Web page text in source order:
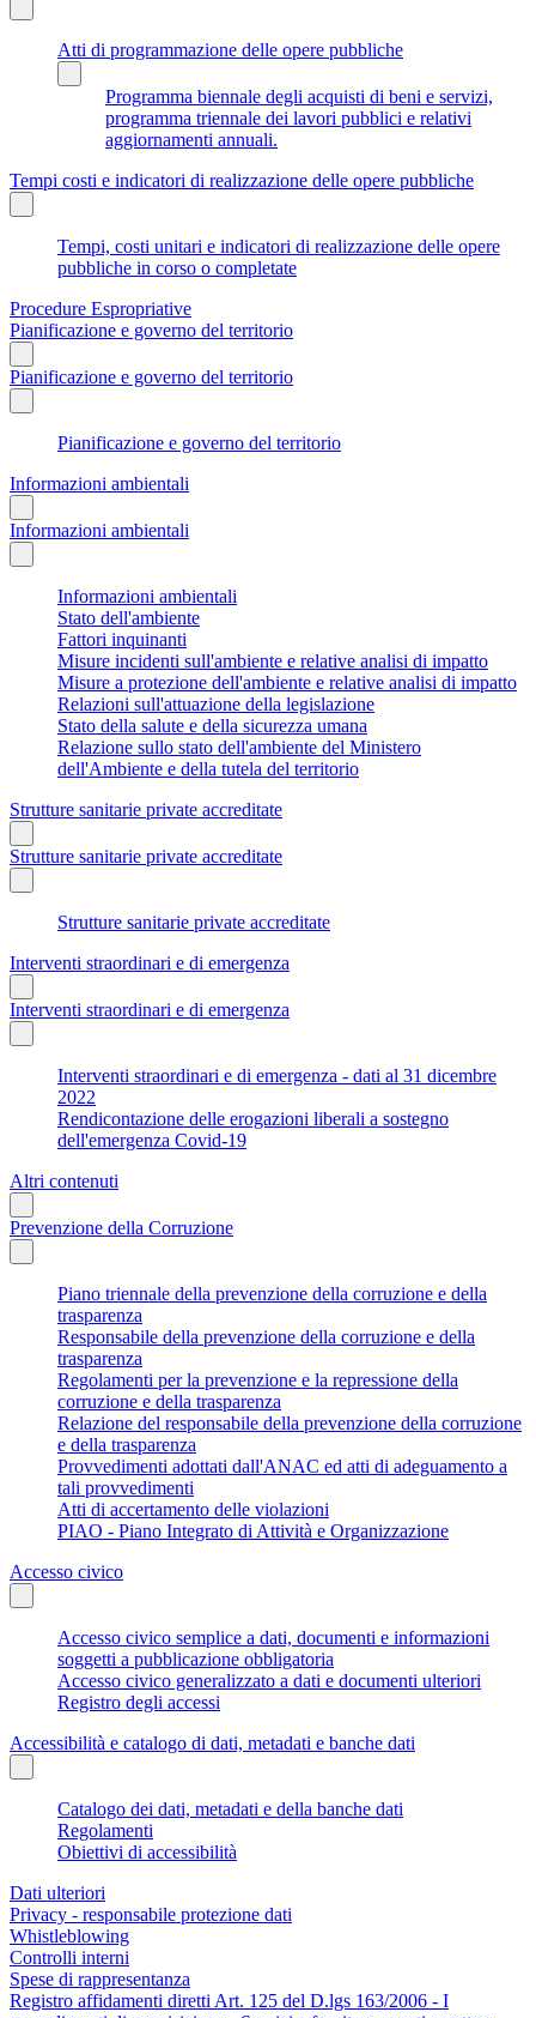
Atti di programmazione delle opere pubbliche
Programma biennale degli acquisti di beni e servizi,
programma triennale dei lavori pubblici e relativi
aggiornamenti annuali.
Tempi costi e indicatori di realizzazione delle opere pubbliche
Tempi, costi unitari e indicatori di realizzazione delle opere
pubbliche in corso o completate
Procedure Espropriative
Pianificazione e governo del territorio
Pianificazione e governo del territorio
Pianificazione e governo del territorio
Informazioni ambientali
Informazioni ambientali
Informazioni ambientali
Stato dell'ambiente
Fattori inquinanti
Misure incidenti sull'ambiente e relative analisi di impatto
Misure a protezione dell'ambiente e relative analisi di impatto
Relazioni sull'attuazione della legislazione
Stato della salute e della sicurezza umana
Relazione sullo stato dell'ambiente del Ministero
dell'Ambiente e della tutela del territorio
Strutture sanitarie private accreditate
Strutture sanitarie private accreditate
Strutture sanitarie private accreditate
Interventi straordinari e di emergenza
Interventi straordinari e di emergenza
Interventi straordinari e di emergenza - dati al 31 dicembre
2022
Rendicontazione delle erogazioni liberali a sostegno
dell'emergenza Covid-19
Altri contenuti
Prevenzione della Corruzione
Piano triennale della prevenzione della corruzione e della
trasparenza
Responsabile della prevenzione della corruzione e della
trasparenza
Regolamenti per la prevenzione e la repressione della
corruzione e della trasparenza
Relazione del responsabile della prevenzione della corruzione
e della trasparenza
Provvedimenti adottati dall'ANAC ed atti di adeguamento a
tali provvedimenti
Atti di accertamento delle violazioni
PIAO - Piano Integrato di Attività e Organizzazione
Accesso civico
Accesso civico semplice a dati, documenti e informazioni
soggetti a pubblicazione obbligatoria
Accesso civico generalizzato a dati e documenti ulteriori
Registro degli accessi
Accessibilità e catalogo di dati, metadati e banche dati
Catalogo dei dati, metadati e della banche dati
Regolamenti
Obiettivi di accessibilità
Dati ulteriori
Privacy - responsabile protezione dati
Whistleblowing
Controlli interni
Spese di rappresentanza
Registro affidamenti diretti Art. 125 del D.lgs 163/2006 - I